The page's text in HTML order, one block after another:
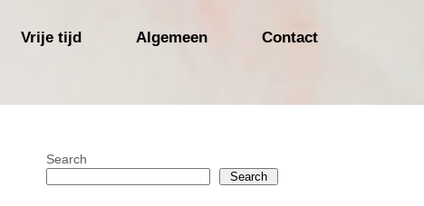
Vrije tijd Algemeen Contact
Search
Search